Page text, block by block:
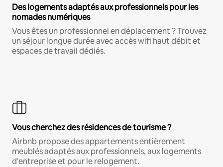
Des logements adaptés aux professionnels pour les
nomades numériques
Vous êtes un professionnel en déplacement ? Trouvez
un séjour longue durée avec accès wifi haut débit et
espaces de travail dédiés.
Vous cherchez des résidences de tourisme ?
Airbnb propose des appartements entièrement
meublés adaptés aux professionnels, aux logements
d'entreprise et pour le relogement.